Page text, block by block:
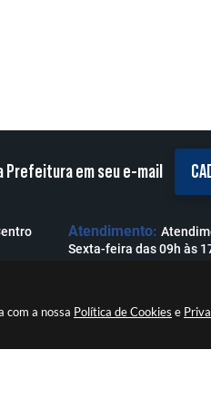
com a nossa Política de Cookies e
Prefeitura em seu e-mail
Atendimento:
Sexta-feira das 09h às